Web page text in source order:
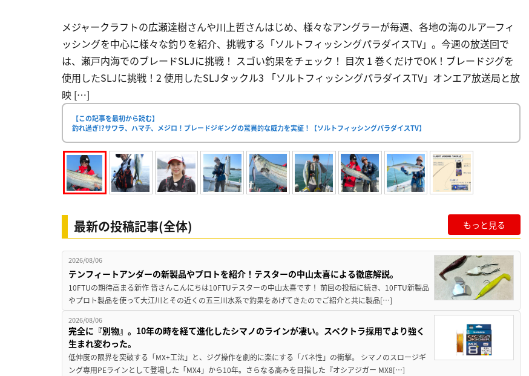
メジャークラフトの広瀬達樹さんや川上哲さんはじめ、様々なアングラーが毎週、各地の海のルアーフィ
ッシングを中心に様々な釣りを紹介、挑戦する「ソルトフィッシングパラダイスTV」。今週の放送回で
は、瀬戸内海でのブレードSLJに挑戦！ スゴい釣果をチェック！ 目次 1 巻くだけでOK！ブレードジグを
使用したSLJに挑戦！2 使用したSLJタックル3 「ソルトフィッシングパラダイスTV」オンエア放送局と放
映 […]
【この記事を最初から読む】
釣れ過ぎ!?サワラ、ハマチ、メジロ！ブレードジギングの驚異的な威力を実証！【ソルトフィッシングパラダイスTV】
最新の投稿記事(全体) もっと見る
2026/08/06
テンフィートアンダーの新製品やプロトを紹介！テスターの中山太喜による徹底解説。
10FTUの期待高まる新作 皆さんこんにちは10FTUテスターの中山太喜です！ 前回の投稿に続き、10FTU新製品
やプロト製品を使って大江川とその近くの五三川水系で釣果をあげてきたのでご紹介と共に製品[…]
2026/08/06
完全に『別物』。10年の時を経て進化したシマノのラインが凄い。スペクトラ採用でより強く
生まれ変わった。
低伸度の限界を突破する「MX+工法」と、ジグ操作を劇的に楽にする「バネ性」の衝撃。 シマノのスロージギ
ング専用PEラインとして登場した「MX4」から10年。さらなる高みを目指した『オシアジガー MX8[…]